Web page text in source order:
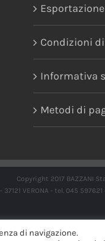
Condizioni
Informativa
Metodi di
Copyright 2017 BAZZANI
VERONA - tel. 045
di navigazione.